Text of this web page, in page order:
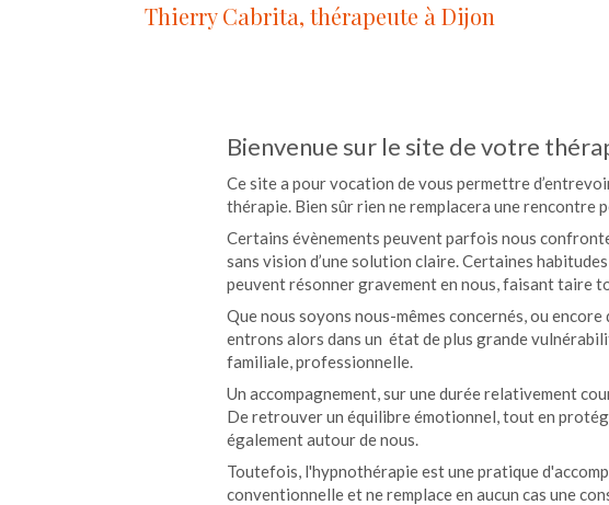
Thierry Cabrita, thérapeute à Dijon
Bienvenue sur le site de votre
Ce site a pour vocation de vous permettre
thérapie. Bien sûr rien ne remplacera une rencontre
Certains évènements peuvent parfois nous
sans vision d’une solution claire. Certaines
peuvent résonner gravement en nous, faisant taire
Que nous soyons nous-mêmes concernés, ou
entrons alors dans un état de plus grande
familiale, professionnelle.
Un accompagnement, sur une durée relativement
De retrouver un équilibre émotionnel, tout en
également autour de nous.
Toutefois, l'hypnothérapie est une pratique
conventionnelle et ne remplace en aucun cas une